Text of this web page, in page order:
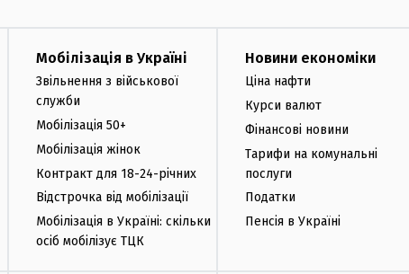
Мобілізація в Україні
Звільнення з військової
служби
Мобілізація 50+
Мобілізація жінок
Контракт для 18-24-річних
Відстрочка від мобілізації
Мобілізація в Україні: скільки
осіб мобілізує ТЦК
Новини економіки
Ціна нафти
Курси валют
Фінансові новини
Тарифи на комунальні
послуги
Податки
Пенсія в Україні